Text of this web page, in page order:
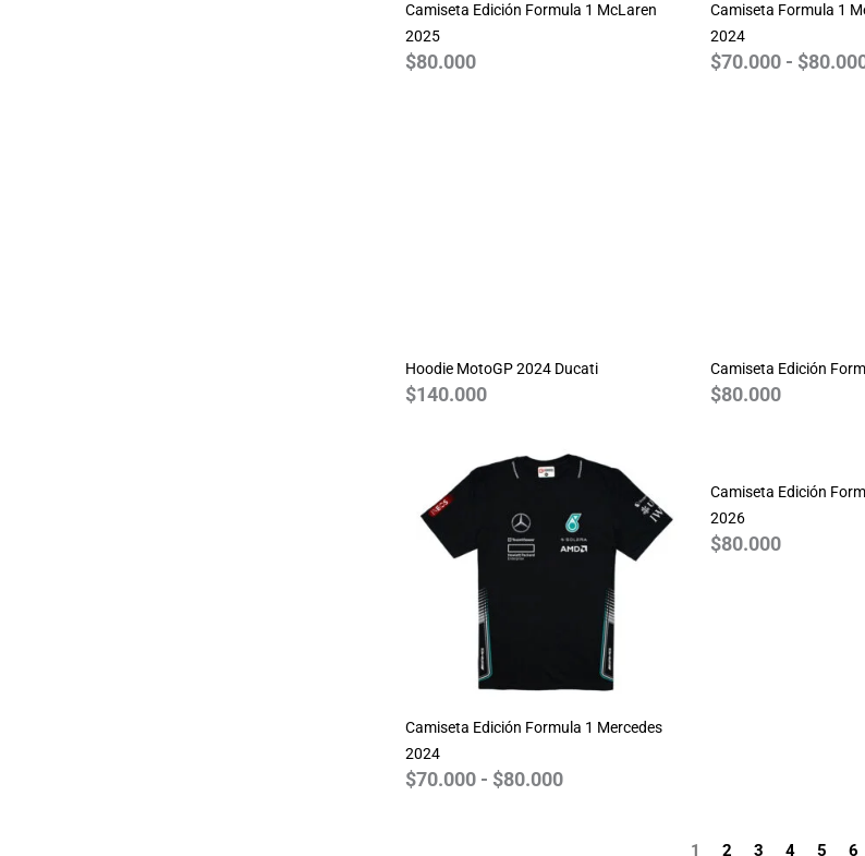
Camiseta Edición Formula 1 McLaren
2025
$80.000
Camiseta Formula 1
2024
$70.000 - $
Hoodie MotoGP 2024 Ducati
$140.000
Camiseta Edición
$80.000
Camiseta Edición Formula 1 Mercedes
2024
$70.000 - $80.000
de
desde
$70.000
$80.000
Camiseta Edición
2026
$80.000
1 2 3 4 5 6